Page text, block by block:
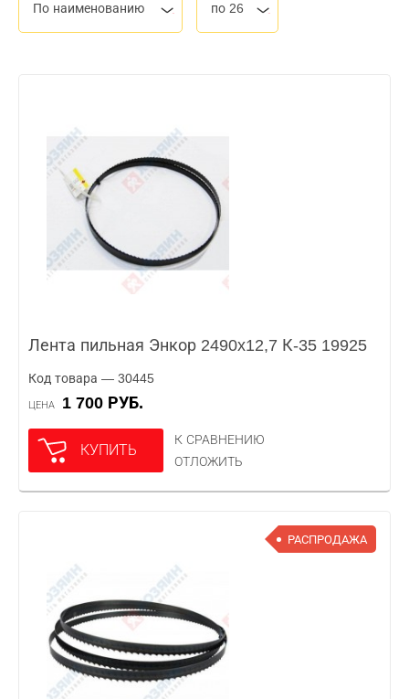
По наименованию по 26
Лента пильная Энкор 2490x12,7 К-35 19925
Код товара — 30445
ЦЕНА 1 700 РУБ.
КУПИТЬ
К СРАВНЕНИЮ
ОТЛОЖИТЬ
РАСПРОДАЖА